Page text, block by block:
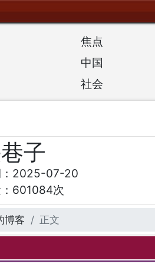
焦点
中国
社会
子
：2025-07-20
601084次
博客 正文